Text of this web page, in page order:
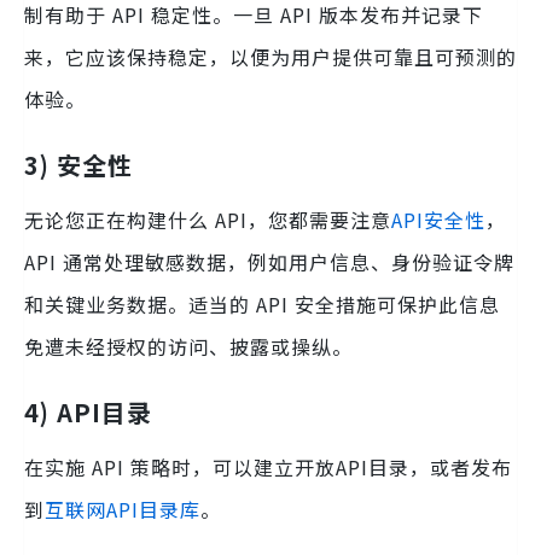
制有助于 API 稳定性。一旦 API 版本发布并记录下
来，它应该保持稳定，以便为用户提供可靠且可预测的
体验。
3) 安全性
无论您正在构建什么 API，您都需要注意API安全性，
API 通常处理敏感数据，例如用户信息、身份验证令牌
和关键业务数据。适当的 API 安全措施可保护此信息
免遭未经授权的访问、披露或操纵。
4) API目录
在实施 API 策略时，可以建立开放API目录，或者发布
到互联网API目录库。